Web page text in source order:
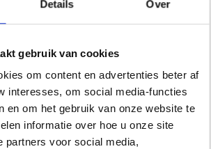
Details Over
gebruik van cookies
om content en advertenties beter af
interesses, om social media-functies
en om het gebruik van onze website te
informatie over hoe u onze site
partners voor social media,
met een boerenbedrijf
programma en een
designstudio.
hier magische feesten,
conferenties en bijeenkomsten
leiding van Michelin-chef